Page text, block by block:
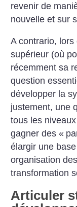
revenir de
nouvelle et sur
A contrario,
supérieur (où
récemment sa
question
développer la
justement, une
tous les
gagner des «
élargir une
organisation
transformation
Articuler